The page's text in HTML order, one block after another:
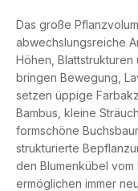
Das große
abwechslungsreiche
Höhen,
bringen Bewegung,
setzen üppige
Bambus, kleine
formschöne
strukturierte
den Blumenkübel vom
ermöglichen immer